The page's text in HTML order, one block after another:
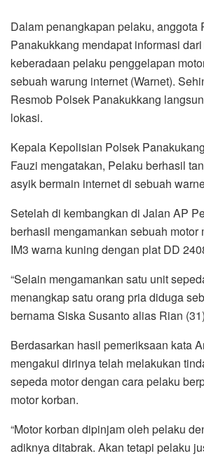
Dalam penangkapan pelaku, anggota
Panakukkang mendapat informasi
keberadaan pelaku penggelapan
sebuah warung internet (Warnet).
Resmob Polsek Panakukkang
lokasi.
Kepala Kepolisian Polsek
Fauzi mengatakan, Pelaku berhasil
asyik bermain internet di sebuah
Setelah di kembangkan di Jalan AP
berhasil mengamankan sebuah motor
IM3 warna kuning dengan plat DD
“Selain mengamankan satu unit
menangkap satu orang pria diduga
bernama Siska Susanto alias Rian
Berdasarkan hasil pemeriksaan kata
mengakui dirinya telah melakukan
sepeda motor dengan cara pelaku
motor korban.
“Motor korban dipinjam oleh pelaku
adiknya ditabrak. Akan tetapi pelaku